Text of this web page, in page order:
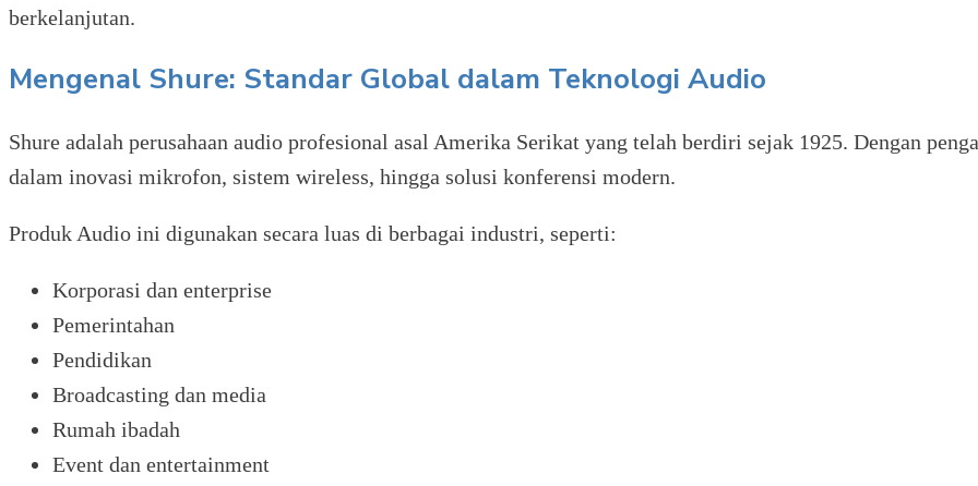
berkelanjutan.
Mengenal Shure: Standar Global dalam Teknologi Audio
Shure adalah perusahaan audio profesional asal Amerika Serikat yang telah berdiri sejak 1925. Dengan
dalam inovasi mikrofon, sistem wireless, hingga solusi konferensi modern.
Produk Audio ini digunakan secara luas di berbagai industri, seperti:
Korporasi dan enterprise
Pemerintahan
Pendidikan
Broadcasting dan media
Rumah ibadah
Event dan entertainment